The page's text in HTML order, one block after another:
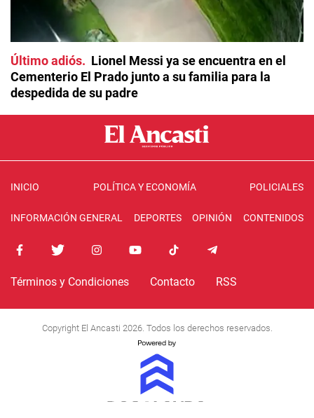
Último adiós
Lionel Messi ya se encuentra en el
Cementerio El Prado junto a su familia para la
despedida de su padre
INICIO POLÍTICA Y ECONOMÍA POLICIALES
INFORMACIÓN GENERAL DEPORTES OPINIÓN CONTENIDOS
Términos y Condiciones Contacto RSS
Copyright El Ancasti 2026. Todos los derechos reservados.